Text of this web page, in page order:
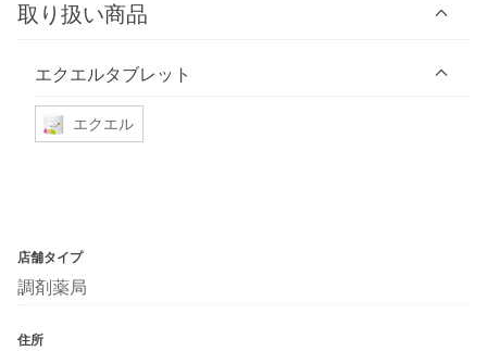
取り扱い商品
エクエルタブレット
エクエル
店舗タイプ
調剤薬局
住所